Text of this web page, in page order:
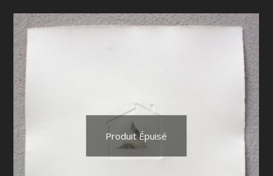
Produit Épuisé